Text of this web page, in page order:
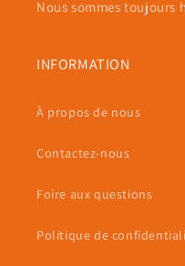
Nous sommes toujours
INFORMATION
À propos de nous
Contactez-nous
Foire aux questions
Politique de